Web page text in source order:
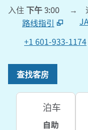
入住 下午 3:00 →
路线指引
在新标签页中打开
+1 601-933-1174
查找客房
泊车
自助